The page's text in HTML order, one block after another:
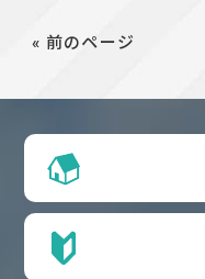
« 前のページ